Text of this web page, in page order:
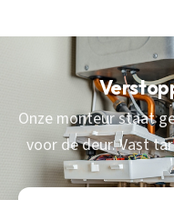
Onze monteur staat
voor de deur. Vast